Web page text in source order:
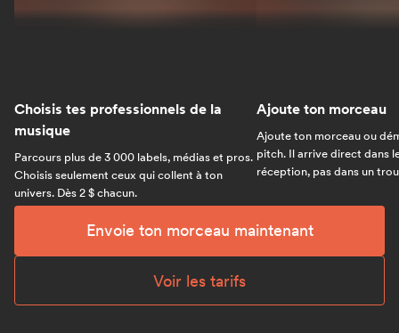
Choisis tes professionnels de la
musique
Parcours plus de 3 000 labels, médias et pros.
Choisis seulement ceux qui collent à ton
univers. Dès 2 $ chacun.
Ajoute ton morceau
Ajoute ton morceau ou
pitch. Il arrive direct dans
réception, pas dans un
Envoie ton morceau maintenant
Voir les tarifs